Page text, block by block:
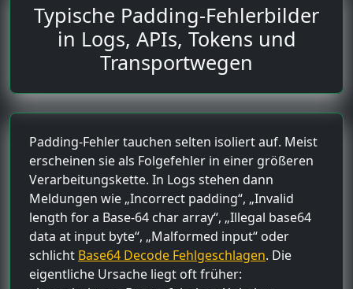
Typische Padding-Fehlerbilder
in Logs, APIs, Tokens und
Transportwegen
Padding-Fehler tauchen selten isoliert auf. Meist
erscheinen sie als Folgefehler in einer größeren
Verarbeitungskette. In Logs stehen dann
Meldungen wie „Incorrect padding“, „Invalid
length for a Base-64 char array“, „Illegal base64
data at input byte“, „Malformed input“ oder
schlicht Base64 Decode Fehlgeschlagen. Die
eigentliche Ursache liegt oft früher: